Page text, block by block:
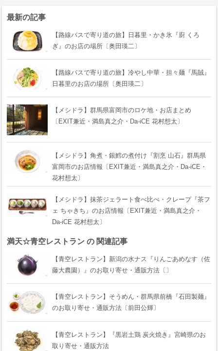
最新の記事
【路線バスで寄り道の旅】日暮里・かき氷『廚 くろ
ぎ』のお店の場所〔奥田瑛二〕
【路線バスで寄り道の旅】冷やし中華・担々麺『馬賊』
日暮里のお店の場所〔奥田瑛二〕
【メシドラ】群馬県富岡市のロケ地・お店まとめ
〔EXIT兼近・満島真之介・Da-iCE 花村想太〕
【メシドラ】角煮・銀鱈の煮付け『割烹 山石』群馬県
富岡市のお店情報〔EXIT兼近・満島真之介・Da-iCE・
花村想太〕
【メシドラ】抹茶ジェラート食べ比べ・クレープ『茶フ
ェ ちゃきち』のお店情報〔EXIT兼近・満島真之介・
Da-iCE 花村想太〕
満天☆青空レストラン の 関連記事
【青空レストラン】新潟の水ナス『りんごあめなす（佐
藤大農園）』のお取り寄せ・通販方法〔〕
【青空レストラン】そうめん・群馬県前橋『石田製麺』
のお取り寄せ・通販方法〔前田公輝〕
【青空レストラン】『黒岩土鶏 炭火焼き』宮崎県のお
取り寄せ・通販方法